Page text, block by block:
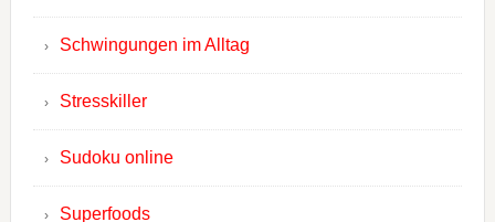
Schwingungen im Alltag
Stresskiller
Sudoku online
Superfoods